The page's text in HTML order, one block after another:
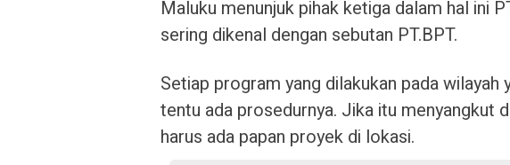
Maluku menunjuk pihak ketiga dalam hal ini
sering dikenal dengan sebutan PT.BPT.
Setiap program yang dilakukan pada
tentu ada prosedurnya. Jika itu menyangkut
harus ada papan proyek di lokasi.